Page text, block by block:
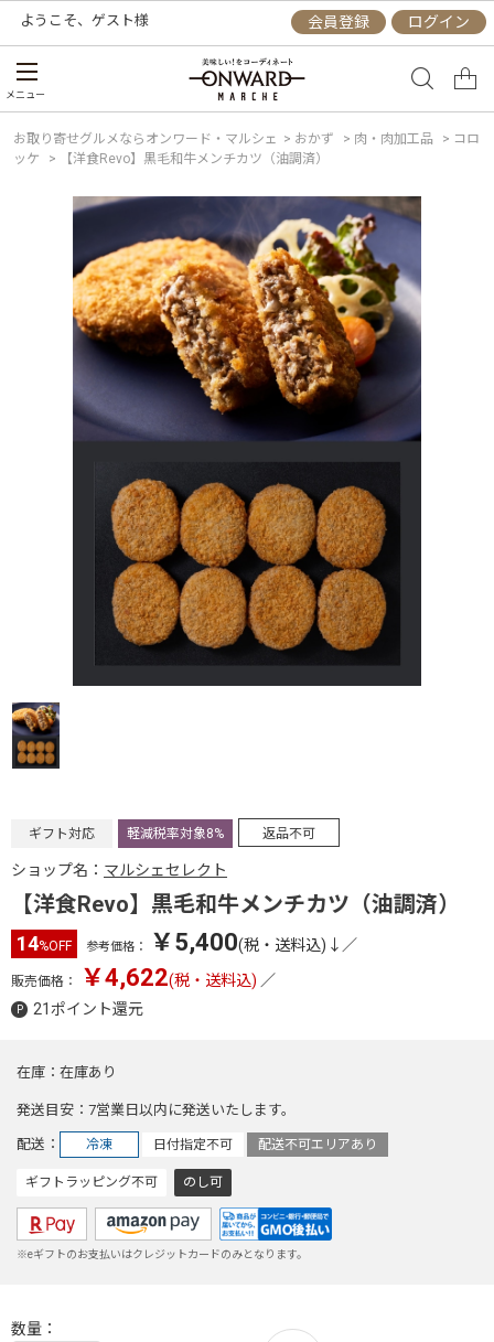
ようこそ、 ゲスト様 会員登録 ログイン
メニュー
お取り寄せグルメならオンワード・マルシェ > おかず > 肉・肉加工品 > コロ
ッケ
> 【洋食Revo】黒毛和牛メンチカツ（油調済）
ギフト対応 軽減税率対象8% 返品不可
ショップ名： マルシェセレクト
【洋食Revo】黒毛和牛メンチカツ（油調済）
14%OFF 参考価格： ￥5,400(税・送料込)↓ ／
販売価格： ￥4,622(税・送料込) ／
21ポイント還元
在庫 在庫あり
発送目安 7営業日以内に発送いたします。
配送 冷凍 日付指定不可 配送不可エリアあり
ギフトラッピング不可 のし可
※eギフトのお支払いはクレジットカードのみとなります。
数量